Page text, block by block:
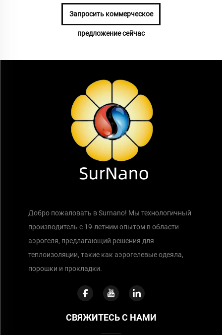
Запросить коммерческое
предложение сейчас
Добро пожаловать в Surnano! Мы технологичный
производитель с 19-летним опытом в области
аэрогеля, предлагающий решения для
теплоизоляции, такие как аэрогелевые одеяла,
порошки и прокладки.
СВЯЖИТЕСЬ С НАМИ